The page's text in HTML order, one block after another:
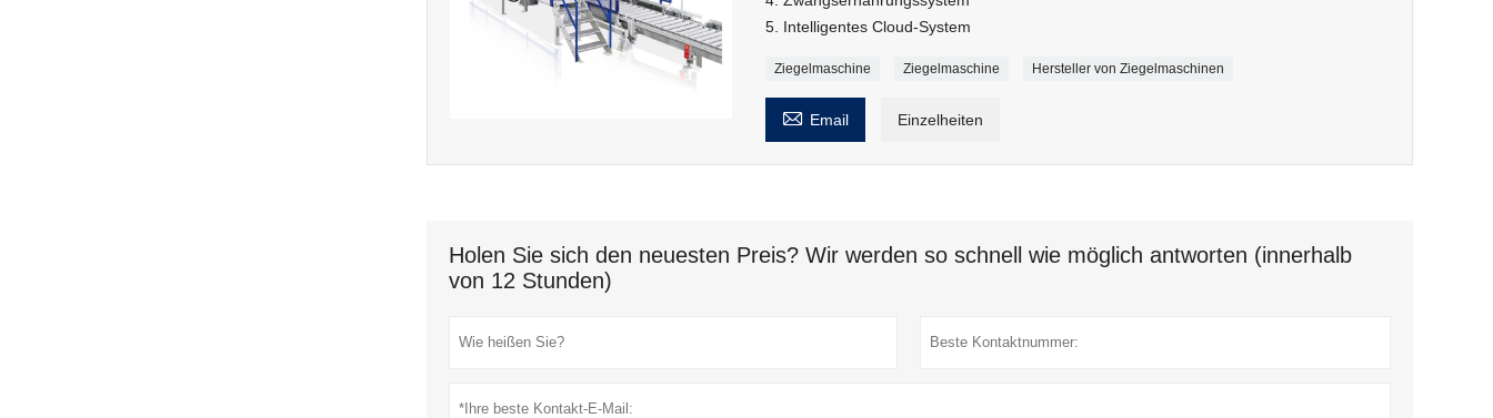
5. Intelligentes Cloud-System
Ziegelmaschine Ziegelmaschine Hersteller von Ziegelmaschinen
 Email Einzelheiten
Holen Sie sich den neuesten Preis? Wir werden so schnell wie möglich antworten (innerhalb
von 12 Stunden)